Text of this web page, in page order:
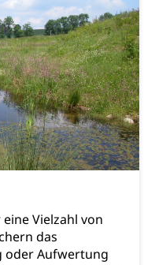
Vielzahl von
das
oder Aufwertung
und Bau, Schule
Vermittlung
VVL
Mobil
Seeschifffahrt,